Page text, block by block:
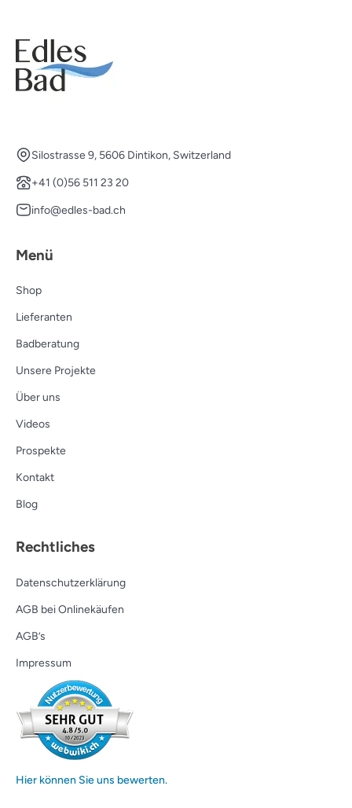
Silostrasse 9, 5606 Dintikon, Switzerland
+41 (0)56 511 23 20
info@edles-bad.ch
Menü
Shop
Lieferanten
Badberatung
Unsere Projekte
Über uns
Videos
Prospekte
Kontakt
Blog
Rechtliches
Datenschutzerklärung
AGB bei Onlinekäufen
AGB’s
Impressum
Hier können Sie uns bewerten.